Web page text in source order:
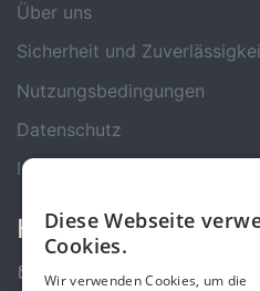
Über uns
Sicherheit und
Nutzungsbedingungen
Datenschutz
Impressum
Kontakt
Kontakt-Formular
Diese Webseite
Cookies.
Wir verwenden Cookies, um die